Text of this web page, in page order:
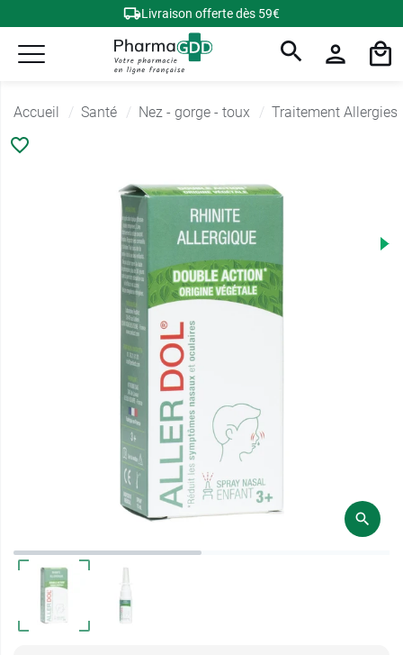
Livraison offerte dès 59€
Accueil Santé Nez - gorge - toux Traitement Allergies